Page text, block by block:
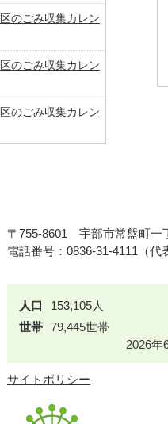
のごみ収集カレン
のごみ収集カレン
のごみ収集カレン
〒755-8601 宇部市常盤町一
電話番号：0836-31-4111（
人口
153,105人
世帯 79,445世帯
2026年
サイトポリシー